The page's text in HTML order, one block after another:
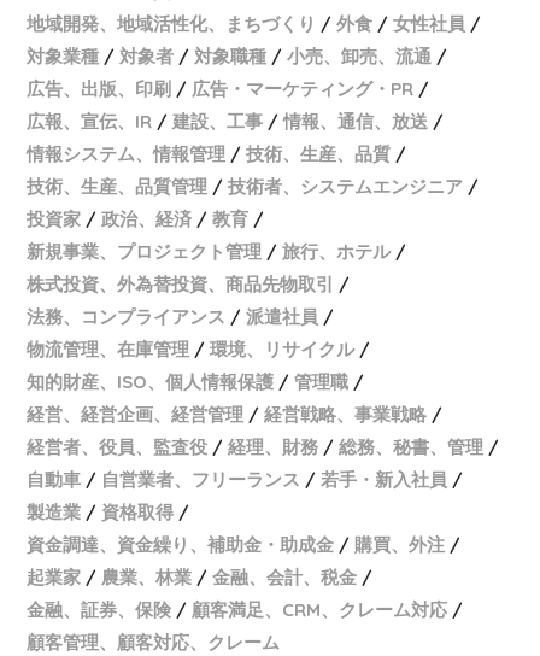
地域開発、地域活性化、まちづくり
外食
女性社員
対象業種
対象者 対象職種
小売、卸売、流通
広告、出版、印刷
広告・マーケティング・PR
広報、宣伝、IR
建設、工事
情報、通信、放送
情報システム、情報管理
技術、生産、品質
技術、生産、品質管理
技術者、システムエンジニア
投資家
政治、経済
教育
新規事業、プロジェクト管理
旅行、ホテル
株式投資、外為替投資、商品先物取引
法務、コンプライアンス
派遣社員
物流管理、在庫管理
環境、リサイクル
知的財産、ISO、個人情報保護
管理職
経営、経営企画、経営管理
経営戦略、事業戦略
経営者、役員、監査役
経理、財務
総務、秘書、管理
自動車
自営業者、フリーランス
若手・新入社員
製造業
資格取得
資金調達、資金繰り、補助金・助成金
購買、外注
起業家
農業、林業
金融、会計、税金
金融、証券、保険
顧客満足、CRM、クレーム対応
顧客管理、顧客対応、クレーム